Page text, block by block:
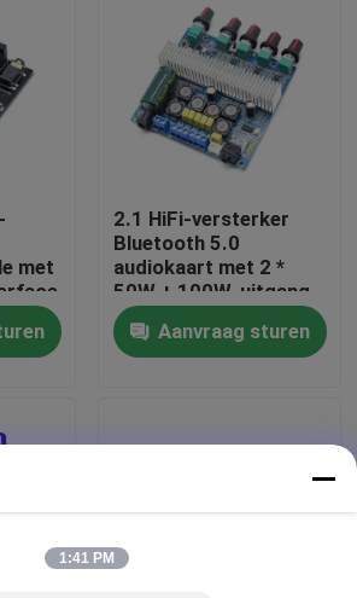
ons op
met
2.1 HiFi-versterker
Bluetooth 5.0
audiokaart met 2 *
50W + 100W-uitgang
en DC12 ~ 24V-
voedingAanvraag sturen
1:41 PM